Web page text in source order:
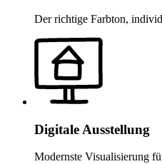
Der richtige Farbton,
Digitale Ausstellung
Modernste Visualisierung